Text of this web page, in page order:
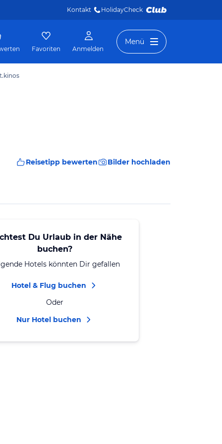
Kontakt HolidayCheck
Favoriten Anmelden
Menü
Reisetipp bewerten Bilder hochladen
Du Urlaub in der Nähe
buchen?
Hotels könnten Dir gefallen
Hotel & Flug buchen
Oder
Nur Hotel buchen